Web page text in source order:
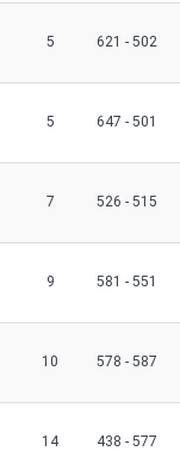
5 621 - 502
5 647 - 501
7 526 - 515
9 581 - 551
10 578 - 587
14 438 - 577